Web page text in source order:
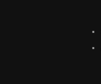
▪
▪